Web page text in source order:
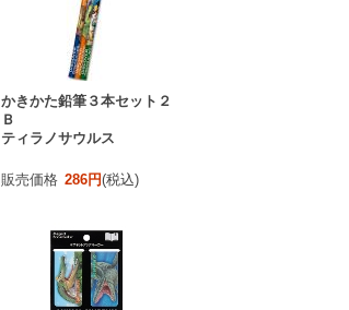
かきかた鉛筆３本セット２
Ｂ
ティラノサウルス
販売価格 286円(税込)